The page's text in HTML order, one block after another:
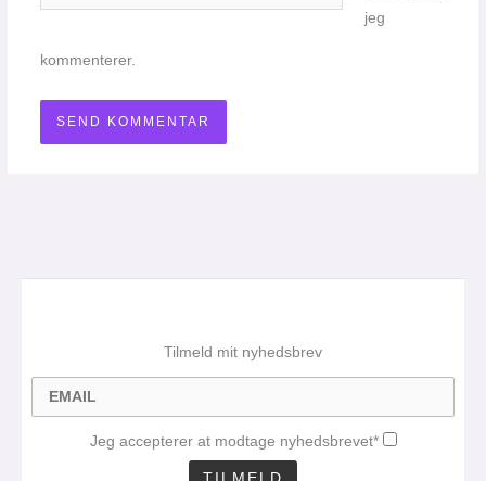
jeg
kommenterer.
Tilmeld mit nyhedsbrev
Jeg accepterer at modtage nyhedsbrevet*